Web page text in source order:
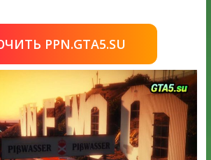
PPN.GTA5.SU